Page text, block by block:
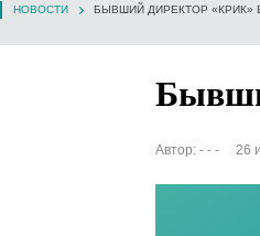
НОВОСТИ БЫВШИЙ ДИРЕКТОР
Автор: - - - 26